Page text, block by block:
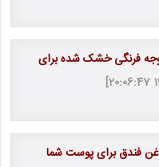
فرنگی خشک شده برای